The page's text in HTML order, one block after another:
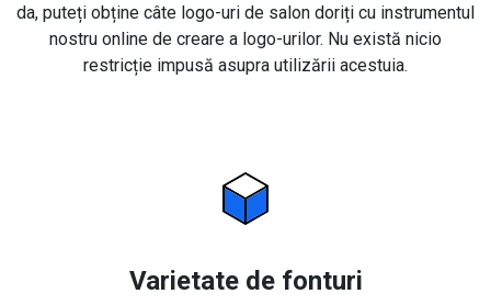
da, puteți obține câte logo-uri de salon doriți cu instrumentul
nostru online de creare a logo-urilor. Nu există nicio
restricție impusă asupra utilizării acestuia.
Varietate de fonturi